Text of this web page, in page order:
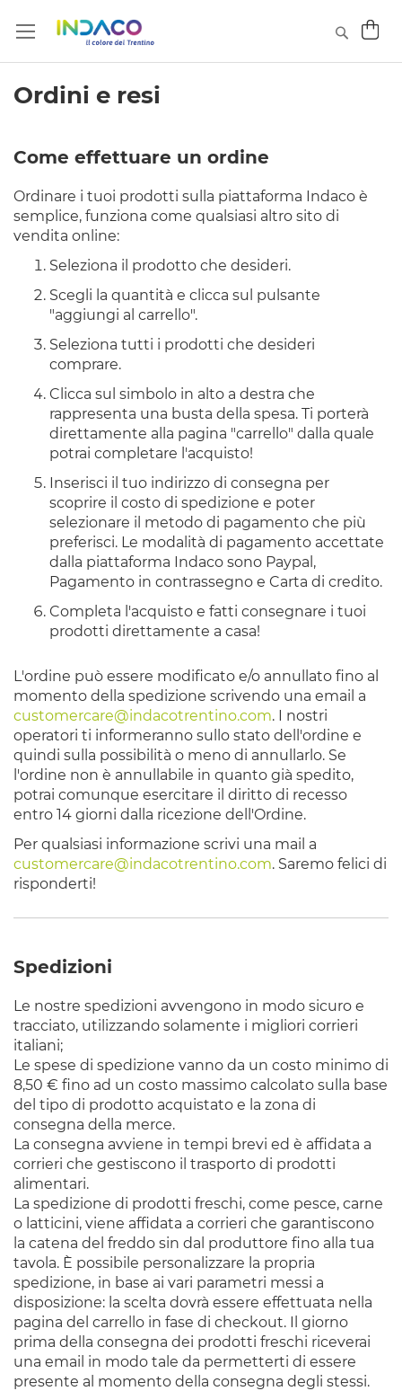
Ordini e resi
Come effettuare un ordine
Ordinare i tuoi prodotti sulla piattaforma Indaco è
semplice, funziona come qualsiasi altro sito di
vendita online:
Seleziona il prodotto che desideri.
Scegli la quantità e clicca sul pulsante
"aggiungi al carrello".
Seleziona tutti i prodotti che desideri
comprare.
Clicca sul simbolo in alto a destra che
rappresenta una busta della spesa. Ti porterà
direttamente alla pagina "carrello" dalla quale
potrai completare l'acquisto!
Inserisci il tuo indirizzo di consegna per
scoprire il costo di spedizione e poter
selezionare il metodo di pagamento che più
preferisci. Le modalità di pagamento accettate
dalla piattaforma Indaco sono Paypal,
Pagamento in contrassegno e Carta di credito.
Completa l'acquisto e fatti consegnare i tuoi
prodotti direttamente a casa!
L'ordine può essere modificato e/o annullato fino al
momento della spedizione scrivendo una email a
customercare@indacotrentino.com. I nostri
operatori ti informeranno sullo stato dell'ordine e
quindi sulla possibilità o meno di annullarlo. Se
l'ordine non è annullabile in quanto già spedito,
potrai comunque esercitare il diritto di recesso
entro 14 giorni dalla ricezione dell'Ordine.
Per qualsiasi informazione scrivi una mail a
customercare@indacotrentino.com. Saremo felici di
risponderti!
Spedizioni
​Le nostre spedizioni avvengono in modo sicuro e
tracciato, utilizzando solamente i migliori corrieri
italiani;
Le spese di spedizione vanno da un costo minimo di
8,50 € fino ad un costo massimo calcolato sulla base
del tipo di prodotto acquistato e la zona di
consegna della merce.
La consegna avviene in tempi brevi ed è affidata a
corrieri che gestiscono il trasporto di prodotti
alimentari.
La spedizione di prodotti freschi, come pesce, carne
o latticini, viene affidata a corrieri che garantiscono
la catena del freddo sin dal produttore fino alla tua
tavola. È possibile personalizzare la propria
spedizione, in base ai vari parametri messi a
disposizione: la scelta dovrà essere effettuata nella
pagina del carrello in fase di checkout. Il giorno
prima della consegna dei prodotti freschi riceverai
una email in modo tale da permetterti di essere
presente al momento della consegna degli stessi.